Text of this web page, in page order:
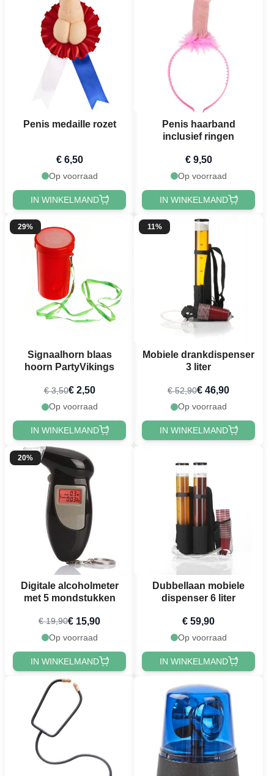
Penis medaille rozet
€ 6,50
Op voorraad
IN WINKELMAND
Penis haarband
inclusief ringen
€ 9,50
Op voorraad
IN WINKELMAND
29%
Signaalhorn blaas
hoorn PartyVikings
€ 3,50€ 2,50
Op voorraad
IN WINKELMAND
11%
Mobiele drankdispenser
3 liter
€ 52,90€ 46,90
Op voorraad
IN WINKELMAND
20%
Digitale alcoholmeter
met 5 mondstukken
€ 19,90€ 15,90
Op voorraad
IN WINKELMAND
Dubbellaan mobiele
dispenser 6 liter
€ 59,90
Op voorraad
IN WINKELMAND